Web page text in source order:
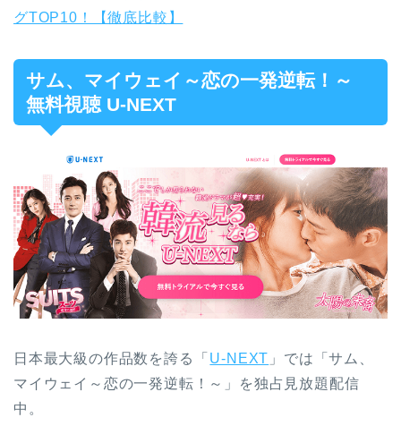
グTOP10！【徹底比較】
サム、マイウェイ～恋の一発逆転！～
無料視聴 U-NEXT
日本最大級の作品数を誇る「 U-NEXT 」では「サム、
マイウェイ～恋の一発逆転！～」を独占見放題配信
中。